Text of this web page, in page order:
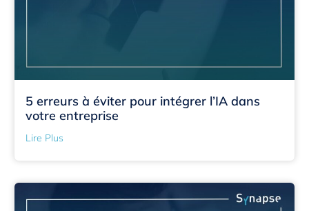
5 erreurs à éviter pour intégrer l’IA dans
votre entreprise
Lire Plus